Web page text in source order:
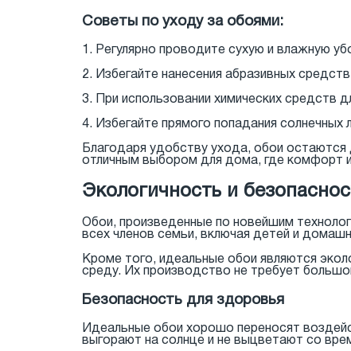
Советы по уходу за обоями:
1. Регулярно проводите сухую и влажную
2. Избегайте нанесения абразивных
3. При использовании химических средств
4. Избегайте прямого попадания
Благодаря удобству ухода, обои
отличным выбором для дома, где комфорт
Экологичность и
Обои, произведенные по новейшим
всех членов семьи, включая детей и
Кроме того, идеальные обои являются
среду. Их производство не требует
Безопасность для здоровья
Идеальные обои хорошо переносят
выгорают на солнце и не выцветают со